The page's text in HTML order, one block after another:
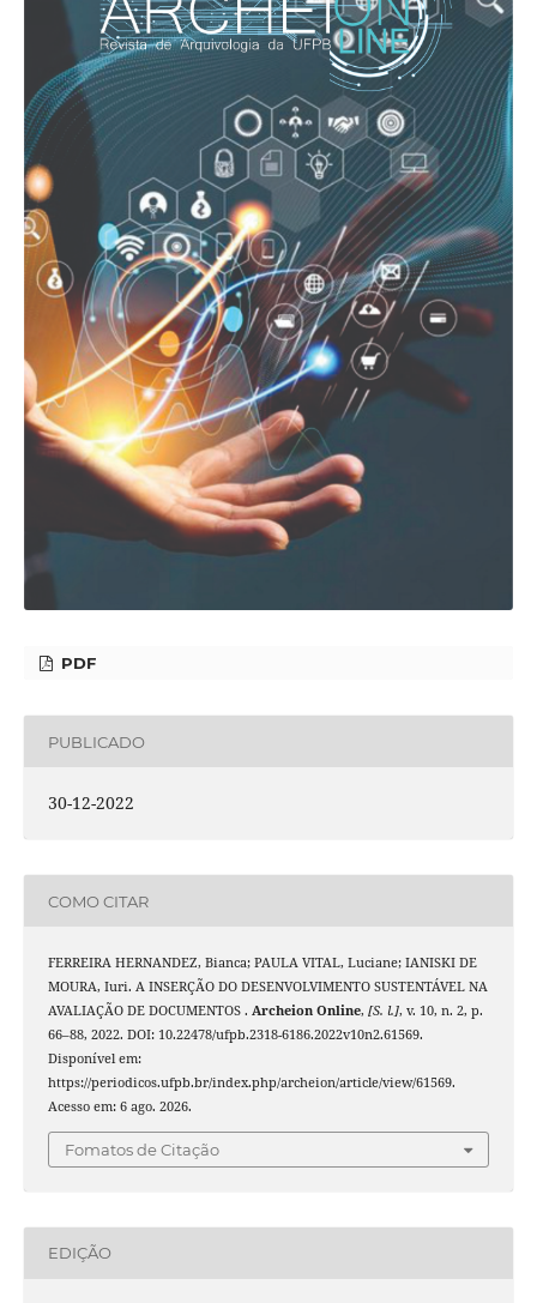
PDF
PUBLICADO
30-12-2022
COMO CITAR
FERREIRA HERNANDEZ, Bianca; PAULA VITAL, Luciane; IANISKI DE
MOURA, Iuri. A INSERÇÃO DO DESENVOLVIMENTO SUSTENTÁVEL NA
AVALIAÇÃO DE DOCUMENTOS . Archeion Online, [S. l.], v. 10, n. 2, p.
66–88, 2022. DOI: 10.22478/ufpb.2318-6186.2022v10n2.61569.
Disponível em:
https://periodicos.ufpb.br/index.php/archeion/article/view/61569.
Acesso em: 6 ago. 2026.
Fomatos de Citação
EDIÇÃO